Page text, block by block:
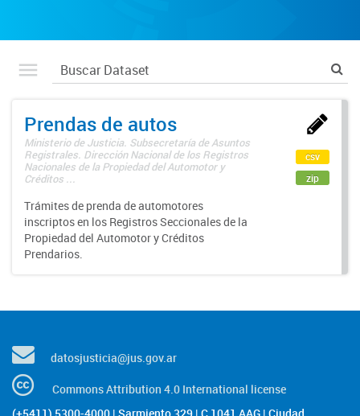
Prendas de autos
Ministerio de Justicia. Subsecretaría de Asuntos
Registrales. Dirección Nacional de los Registros
Nacionales de la Propiedad del Automotor y
Créditos ...
Trámites de prenda de automotores
inscriptos en los Registros Seccionales de la
Propiedad del Automotor y Créditos
Prendarios.
csv
zip
datosjusticia@jus.gov.ar
Commons Attribution 4.0 International license